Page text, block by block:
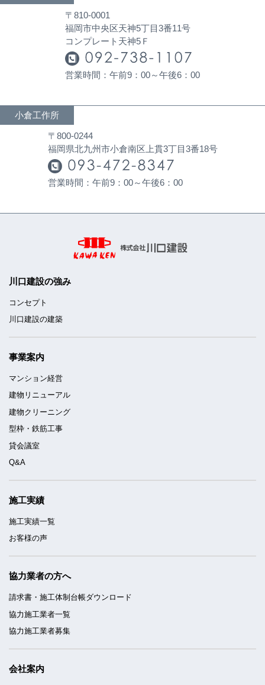
〒810-0001
福岡市中央区天神5丁目3番11号
コンプレート天神5Ｆ
営業時間：午前9：00～午後6：00
小倉工作所
〒800-0244
福岡県北九州市小倉南区上貫3丁目3番18号
営業時間：午前9：00～午後6：00
川口建設の強み
コンセプト
川口建設の建築
事業案内
マンション経営
建物リニューアル
建物クリーニング
型枠・鉄筋工事
貸会議室
Q&A
施工実績
施工実績一覧
お客様の声
協力業者の方へ
請求書・施工体制台帳ダウンロード
協力施工業者一覧
協力施工業者募集
会社案内